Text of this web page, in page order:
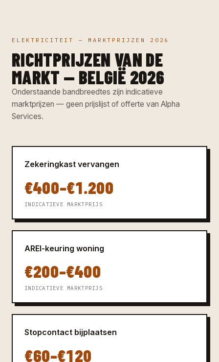
ELEKTRICITEIT — MARKTPRIJZEN 2026
RICHTPRIJZEN VAN DE
MARKT — BELGIË 2026
Onderstaande bandbreedtes zijn indicatieve
marktprijzen — geen prijslijst of offerte van Alpha
Services.
Zekeringkast vervangen
€400–€1.200
INDICATIEVE MARKTPRIJS
AREI-keuring woning
€200–€400
INDICATIEVE MARKTPRIJS
Stopcontact bijplaatsen
€60–€120